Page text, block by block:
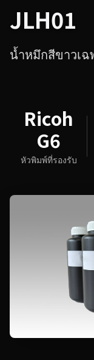
JLH01
น้ำหมึกสีขาวเ
Ricoh
G6
หัวพิมพ์ที่รองรับ